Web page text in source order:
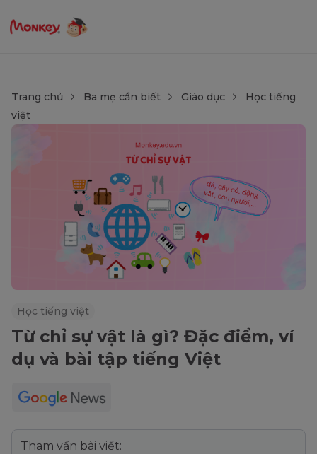
Trang chủ Ba mẹ cần biết Giáo dục
Học tiếng
việt
Học tiếng việt
Từ chỉ sự vật là gì? Đặc điểm, ví
dụ và bài tập tiếng Việt
Tham vấn bài viết: